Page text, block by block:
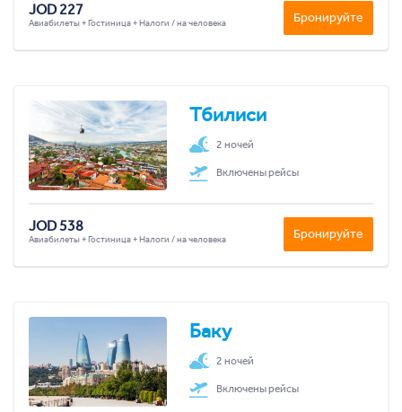
JOD 227
Авиабилеты + Гостиница + Налоги / на человека Бронируйте
Тбилиси
2 ночей
Включены рейсы
JOD 538
Авиабилеты + Гостиница + Налоги / на человека Бронируйте
Баку
2 ночей
Включены рейсы